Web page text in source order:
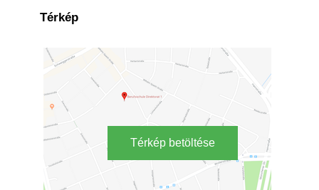
Térkép
Térkép betöltése